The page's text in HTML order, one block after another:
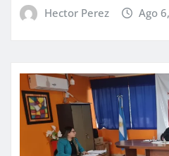
Hector Perez Ago